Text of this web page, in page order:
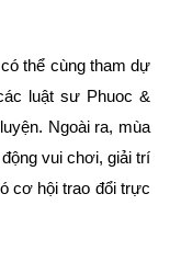
thể cùng tham dự
luật sư Phuoc &
Ngoài ra, mùa
vui chơi, giải trí
cơ hội trao đổi trực